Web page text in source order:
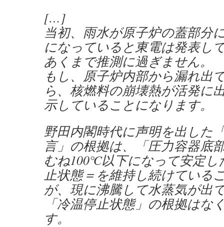
[…]
当初、雨水が原子炉の蓋部分
になっていると東電は発表し
あくまで推測に過ぎません。
もし、原子炉内部から漏れ出
ら、核燃料の崩壊熱が活発に
示していることになります。
野田内閣時代に声明を出した
言」の根拠は、「圧力容器底
むね100℃以下になって安定し
止状態＝を維持し続けている
が、現に沸騰して水蒸気が出
「冷温停止状態」の根拠はな
す。